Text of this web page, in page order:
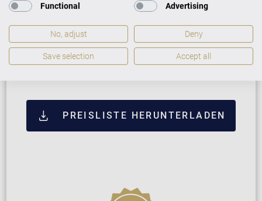
Weiß mit Chrom 14.800 €
ZUSATZLEISTUNGEN FÜR W. HOFFMANN
PROFESSIONAL P 114
PREISLISTE HERUNTERLADEN
Functional Advertising
No, adjust Deny
Save selection Accept all